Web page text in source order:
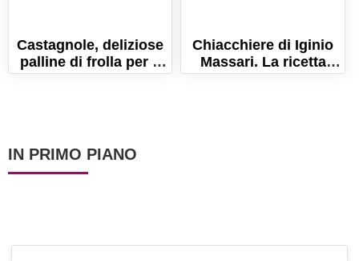
Castagnole, deliziose
palline di frolla per il
Carnevale
Chiacchiere di Iginio
Massari. La ricetta
delle chiacchiere mille
IN PRIMO PIANO